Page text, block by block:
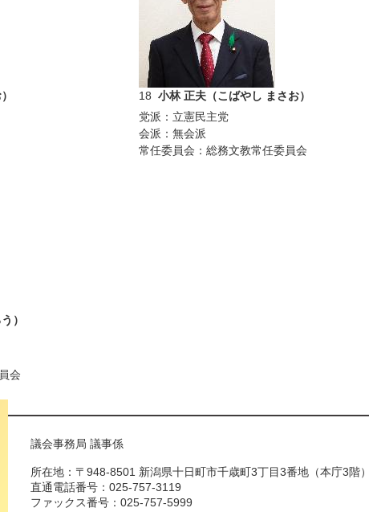
18 小林 正夫（こばやし まさお）
党派：立憲民主党
会派：無会派
常任委員会：総務文教常任委員会
）
会
議会事務局 議事係
所在地：〒948-8501 新潟県十日町市千歳町3丁目3番地（本庁3階）
直通電話番号：025-757-3119
ファックス番号：025-757-5999